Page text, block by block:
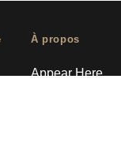
À propos
Appear Here